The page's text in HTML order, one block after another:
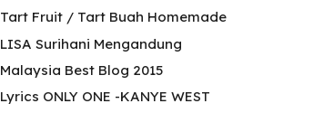
Tart Fruit / Tart Buah Homemade
LISA Surihani Mengandung
Malaysia Best Blog 2015
Lyrics ONLY ONE -KANYE WEST